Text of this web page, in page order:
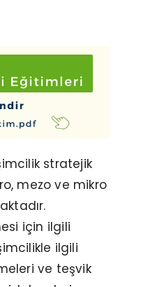
stratejik
mezo ve mikro
için ilgili
ilgili
ve teşvik